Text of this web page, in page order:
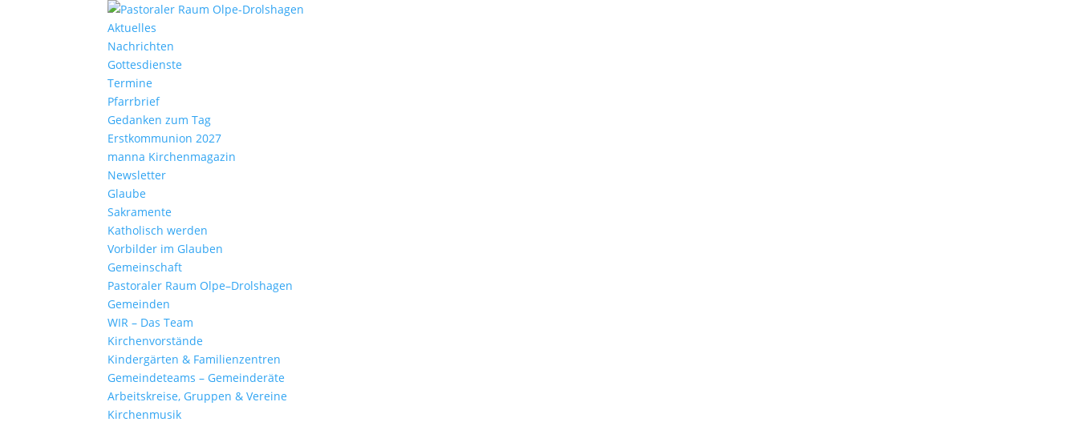
Aktu­elles
Nach­richten
Gottes­dienste
Termine
Pfarr­brief
Gedanken zum Tag
Erst­kom­mu­nion 2027
manna Kirchen­ma­gazin
News­letter
Glaube
Sakra­mente
Katho­lisch werden
Vorbilder im Glauben
Gemein­schaft
Pasto­raler Raum Olpe–Drolshagen
Gemeinden
WIR – Das Team
Kirchen­vor­stände
Kinder­gärten & Familienzentren
Gemein­de­teams – Gemeinderäte
Arbeits­kreise, Gruppen & Vereine
Kirchen­musik